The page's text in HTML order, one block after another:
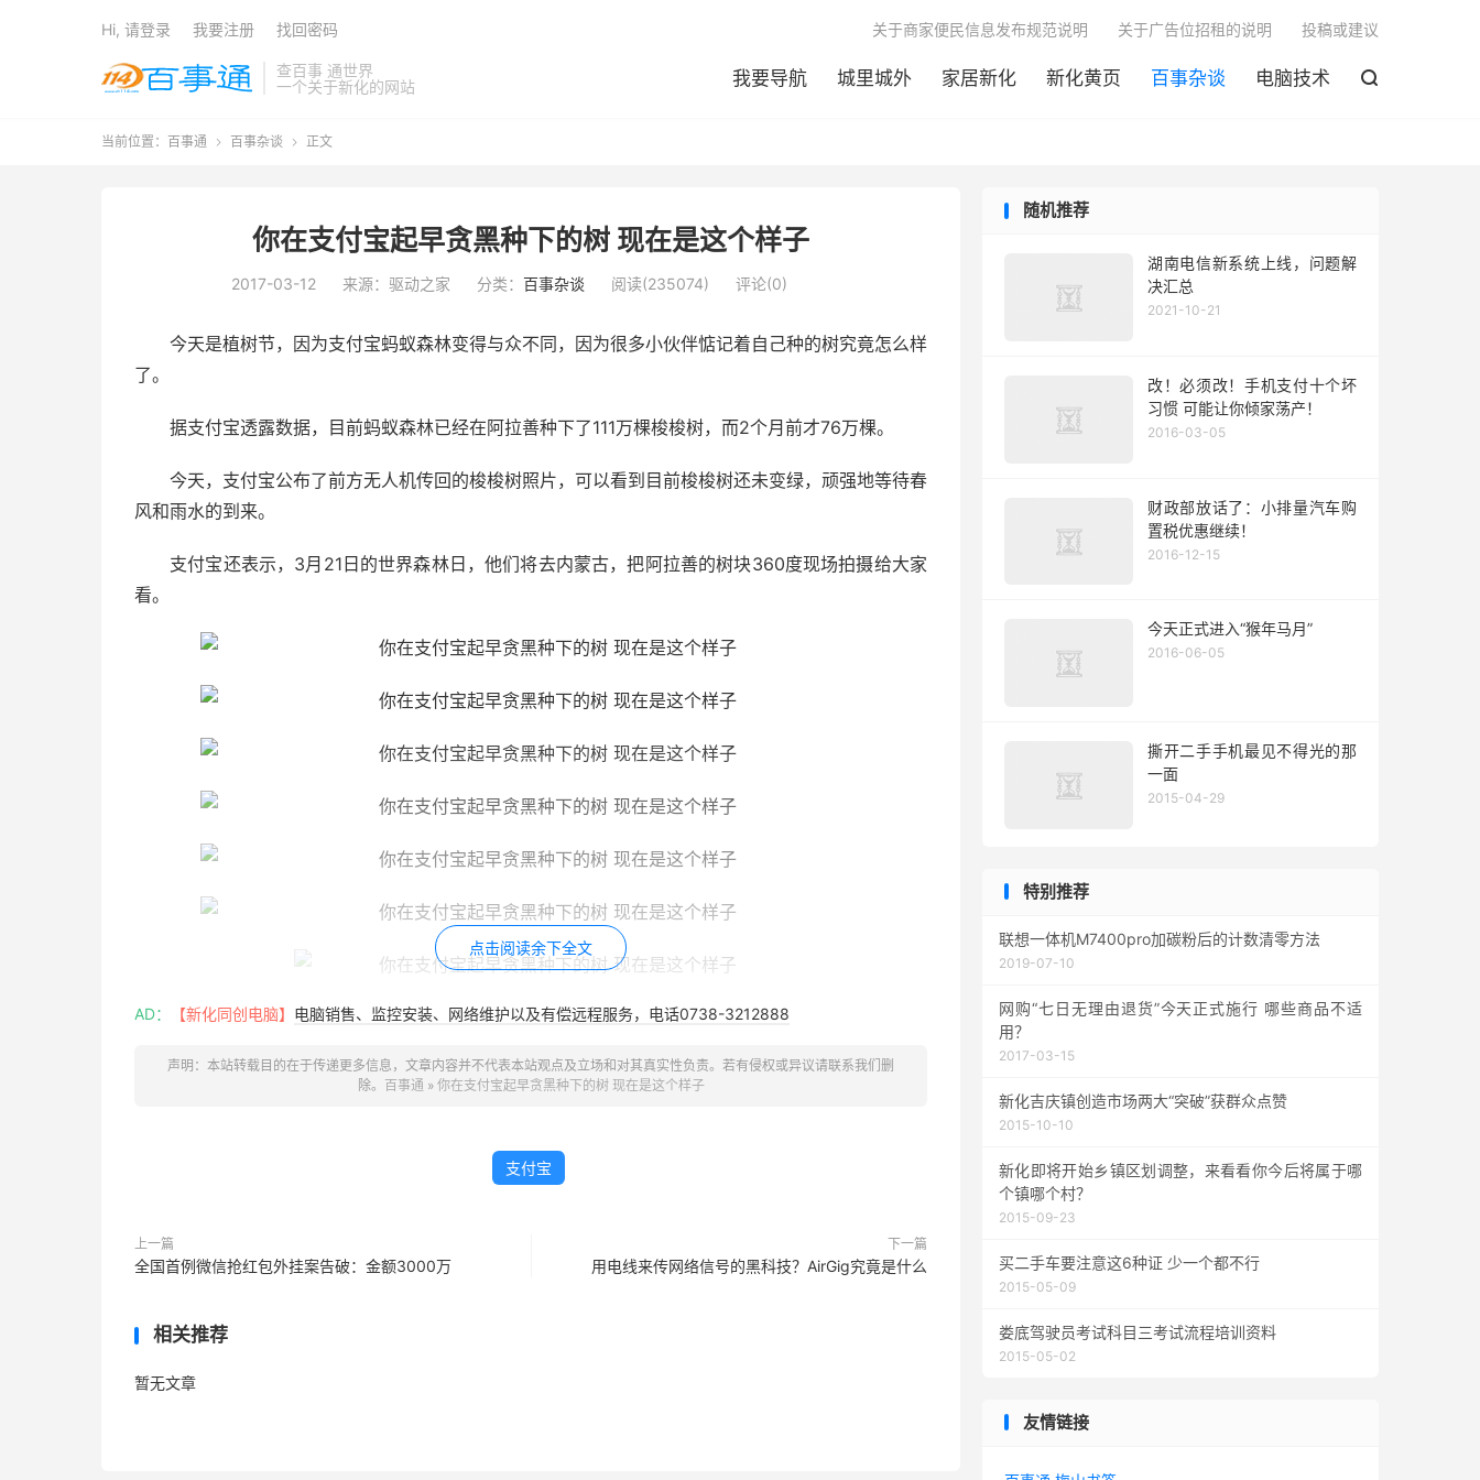
查百事 通世界
一个关于新化的网站
我要导航 城里城外 家居新化 新化黄页 百事杂谈 电脑技术 
关于商家便民信息发布规范说明 关于广告位招租的说明 投稿或建议
Hi, 请登录 我要注册 找回密码
当前位置： 百事通  百事杂谈  正文
你在支付宝起早贪黑种下的树 现在是这个样子
2017-03-12 来源：驱动之家 分类： 百事杂谈 阅读(235074) 评论(0)
今天是植树节，因为支付宝蚂蚁森林变得与众不同，因为很多小伙伴惦记着自己种的树究竟怎么样
了。
据支付宝透露数据，目前蚂蚁森林已经在阿拉善种下了111万棵梭梭树，而2个月前才76万棵。
今天，支付宝公布了前方无人机传回的梭梭树照片，可以看到目前梭梭树还未变绿，顽强地等待春
风和雨水的到来。
支付宝还表示，3月21日的世界森林日，他们将去内蒙古，把阿拉善的树块360度现场拍摄给大家
看。
点击阅读余下全文
AD： 【新化同创电脑】 电脑销售、监控安装、网络维护以及有偿远程服务，电话0738-3212888
声明：本站转载目的在于传递更多信息，文章内容并不代表本站观点及立场和对其真实性负责。若有侵权或异议请联系我们删
除。 百事通 » 你在支付宝起早贪黑种下的树 现在是这个样子
支付宝
上一篇
全国首例微信抢红包外挂案告破：金额3000万
下一篇
用电线来传网络信号的黑科技？AirGig究竟是什么
相关推荐
暂无文章
随机推荐
湖南电信新系统上线，问题解
决汇总
2021-10-21
改！必须改！手机支付十个坏
习惯 可能让你倾家荡产！
2016-03-05
财政部放话了：小排量汽车购
置税优惠继续！
2016-12-15
今天正式进入“猴年马月”
2016-06-05
撕开二手手机最见不得光的那
一面
2015-04-29
特别推荐
联想一体机M7400pro加碳粉后的计数清零方法
2019-07-10
网购“七日无理由退货”今天正式施行 哪些商品不适
用？
2017-03-15
新化吉庆镇创造市场两大“突破”获群众点赞
2015-10-10
新化即将开始乡镇区划调整，来看看你今后将属于哪
个镇哪个村？
2015-09-23
买二手车要注意这6种证 少一个都不行
2015-05-09
娄底驾驶员考试科目三考试流程培训资料
2015-05-02
友情链接